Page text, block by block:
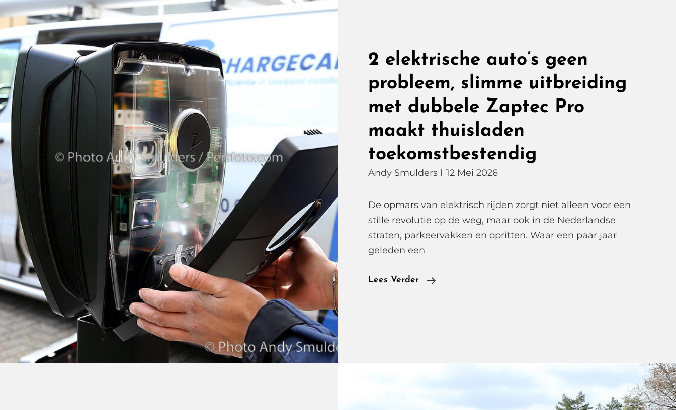
Nieuw
Elektrisch
Tijdperk
In.
2 elektrische auto’s geen
probleem, slimme uitbreiding
met dubbele Zaptec Pro
maakt thuisladen
toekomstbestendig
Andy Smulders 12 Mei 2026
De opmars van elektrisch rijden zorgt niet alleen voor een
stille revolutie op de weg, maar ook in de Nederlandse
straten, parkeervakken en opritten. Waar een paar jaar
geleden een
Lees Verder
2